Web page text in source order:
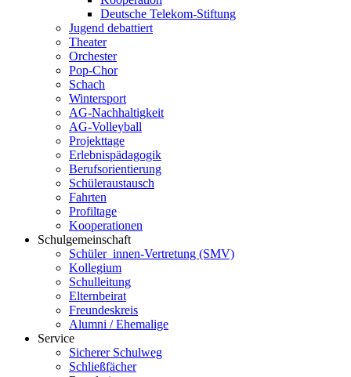
Deutsche Telekom-Stiftung
Jugend debattiert
Theater
Orchester
Pop-Chor
Schach
Wintersport
AG-Nachhaltigkeit
AG-Volleyball
Projekttage
Erlebnispädagogik
Berufsorientierung
Schüleraustausch
Fahrten
Profiltage
Kooperationen
Schulgemeinschaft
Schüler_innen-Vertretung (SMV)
Kollegium
Schulleitung
Elternbeirat
Freundeskreis
Alumni / Ehemalige
Service
Sicherer Schulweg
Schließfächer